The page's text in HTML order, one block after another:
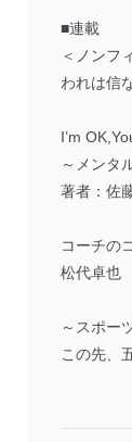
■連載
＜ノンフ
われは信
I’m
～メンタ
著者：佐
コーチの
松代卓也
～スポー
この先、